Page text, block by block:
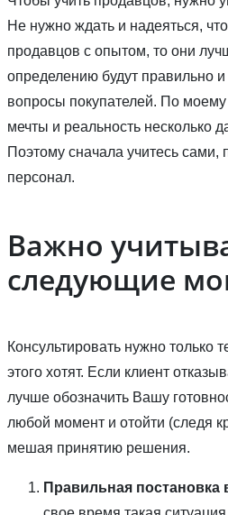
Не нужно ждать и надеяться,
продавцов с опытом, то они
определению будут правильно и
вопросы покупателей. По
мечты и реальность несколько
Поэтому сначала учитесь сами,
персонал.
Важно
следующие
Консультировать нужно только
этого хотят. Если клиент
лучше обозначить Вашу
любой момент и отойти (следя
мешая принятию решения.
Правильная постановка